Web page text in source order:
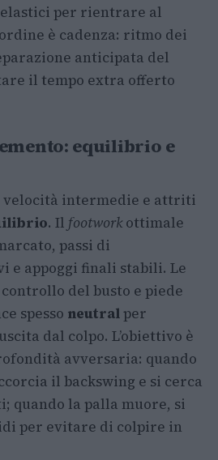
per rientrare al
è cadenza: ritmo dei
anticipata del
il tempo extra offerto
equilibrio e
velocità intermedie e attriti
. Il footwork ottimale
passi di
e appoggi finali stabili. Le
del busto e piede
spesso neutralper
dal colpo. L’obiettivo è
avversaria: quando
il backswing e si cerca
quando la palla muore, si
per evitare di colpire in